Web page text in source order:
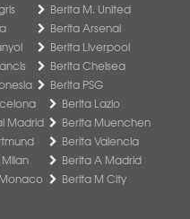
Berita M. United
Berita Arsenal
Berita Liverpool
Berita Chelsea
Berita PSG
Madrid
Berita Lazio
Berita Muenchen
Berita Valencia
Berita A Madrid
Berita M City